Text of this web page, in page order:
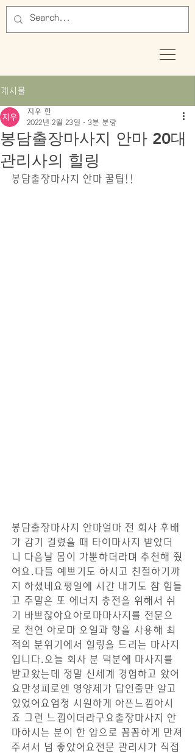
게시물
봉담출장마사지 안마 20대
관리사의 힐링
지우 한
2022년 2월 23일
3분 분량
봉담출장마사지 안마 꿀팁!!
봉담출장마사지 안마얼마 전 회사 후배
가 감기 걸렸을 때 타이마사지 받았더
니 다음날 몸이 가뿐하더라며 추천해 줬
어요.다들 예쁘기도 하시고 친절하기까
지 하셨네요평일에 시간 내기도 참 힘들
고 주말은 또 에너지 충전을 위해서 쉬
기 바쁘잖아요아로마마사지를 전문으
로 천연 아로마 오일과 향을 사용해 최
적의 분위기에서 힐링을 드리는 마사지
입니다.오늘 회사 분 덕분에 마사지를
받고왔는데 정말 신세계 경험하고 왔어
요만성피로엔 영양제가 답인줄만 알고
있었어요엄청 시원하게 아픈느낌아시
죠 그런 느낌이더라구요출장마사지 안
마하시는 분이 한 압으로 꼼꼼하게 만져
주셔서 넘 좋았어요전문 관리사가 직접